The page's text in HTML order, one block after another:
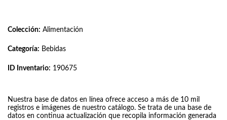
Colección: Alimentación
Categoría: Bebidas
ID Inventario: 190675
Nuestra base de datos en línea ofrece acceso a más de 10 mil
registros e imágenes de nuestro catálogo. Se trata de una base de
datos en continua actualización que recopila información generada